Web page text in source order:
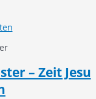
– Zeit Jesu